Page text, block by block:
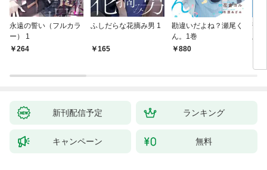
永遠の誓い（フルカラ
ー） 1
264
ふしだらな花摘み男 1
165
勘違いだよね？瀬尾く
ん。1巻
880
薄
版
新刊配信予定 ランキング
キャンペーン 無料